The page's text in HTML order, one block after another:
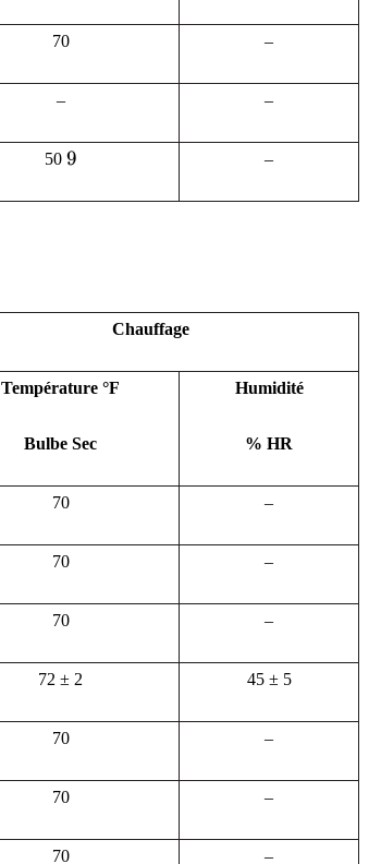
70 –
– –
50 9
9 –
Chauffage
Température °F
Bulbe Sec
Humidité
% HR
70 –
70 –
70 –
72 ± 2 45 ± 5
70 –
70 –
70 –